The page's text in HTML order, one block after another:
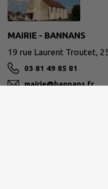
MAIRIE - BANNANS
19 rue Laurent Troutet,
03 81 49 85 81
mairie@bannans.fr